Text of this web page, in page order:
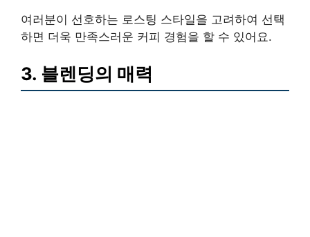
여러분이 선호하는 로스팅 스타일을 고려하여 선택
하면 더욱 만족스러운 커피 경험을 할 수 있어요.
3. 블렌딩의 매력